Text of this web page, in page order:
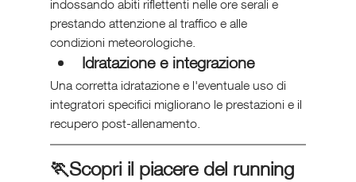
indossando abiti riflettenti nelle ore serali e
prestando attenzione al traffico e alle
condizioni meteorologiche.
Idratazione e integrazione
Una corretta idratazione e l'eventuale uso di
integratori specifici migliorano le prestazioni e il
recupero post-allenamento.
🏃Scopri il piacere del running